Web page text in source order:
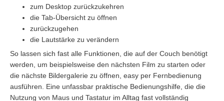
zum Desktop zurückzukehren
die Tab-Übersicht zu öffnen
zurückzugehen
die Lautstärke zu verändern
So lassen sich fast alle Funktionen, die auf der Couch benötigt
werden, um beispielsweise den nächsten Film zu starten oder
die nächste Bildergalerie zu öffnen, easy per Fernbedienung
ausführen. Eine unfassbar praktische Bedienungshilfe, die die
Nutzung von Maus und Tastatur im Alltag fast vollständig